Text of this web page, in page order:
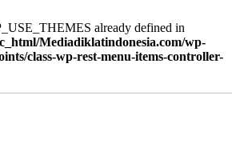
already defined in
Mediadiklatindonesia.com/wp-
class-wp-rest-menu-items-controller-